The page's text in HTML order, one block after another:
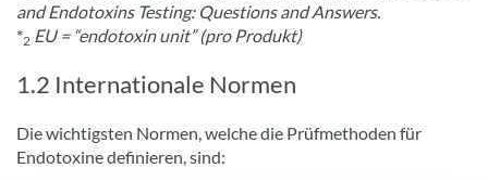
and Endotoxins Testing: Questions and Answers.
*2 EU = “endotoxin unit” (pro Produkt)
1.2 Internationale Normen
Die wichtigsten Normen, welche die Prüfmethoden für
Endotoxine definieren, sind: